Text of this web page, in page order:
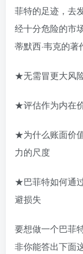
菲特的足迹，去
经十分危险的市
蒂默西·韦克的著
★无需冒更大风
★评估作为内在
★为什么账面价
力的尺度
★巴菲特如何通
避损失
要想做一个巴菲
非你能答出下面